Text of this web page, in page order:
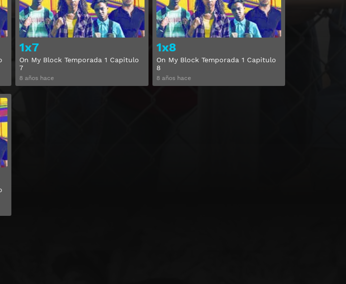
1x7
On My Block Temporada 1 Capitulo
7
8 años hace
1x8
On My Block Temporada 1 Capitulo
8
8 años hace